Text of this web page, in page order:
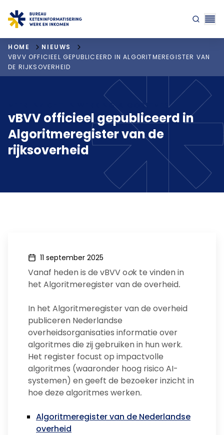
"ga naar homepagina"
HOME
NIEUWS
VBVV OFFICIEEL GEPUBLICEERD IN ALGORITMEREGISTER VAN
DE RIJKSOVERHEID
MEER INZICHT IN WERKING ALGORITMES
vBVV officieel gepubliceerd in
Algoritmeregister van de
rijksoverheid
11 september 2025
Vanaf heden is de vBVV ook te vinden in
het Algoritmeregister van de overheid.
In het Algoritmeregister van de overheid
publiceren Nederlandse
overheidsorganisaties informatie over
algoritmes die zij gebruiken in hun werk.
Het register focust op impactvolle
algoritmes (waaronder hoog risico AI-
systemen) en geeft de bezoeker inzicht in
hoe deze algoritmes werken.
Algoritmeregister van de Nederlandse
overheid